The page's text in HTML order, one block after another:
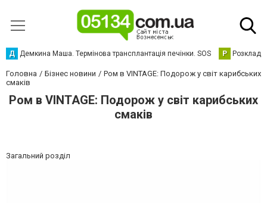
Д Демкина Маша. Термінова трансплантація печінки. SOS Р Розклад
Головна Бізнес новини
Ром в VINTAGE: Подорож у світ карибських
смаків
Ром в VINTAGE: Подорож у світ карибських
смаків
Загальний розділ